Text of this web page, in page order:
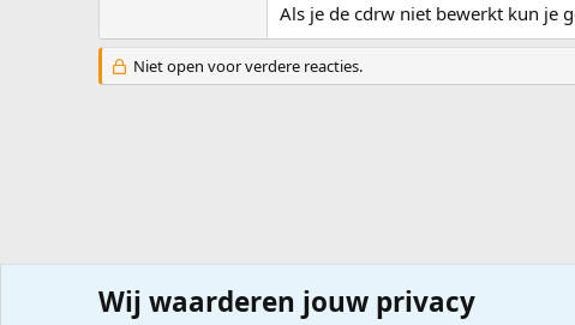
Als je de cdrw niet bewerkt kun je
Niet open voor verdere reacties.
Wij waarderen jouw privacy